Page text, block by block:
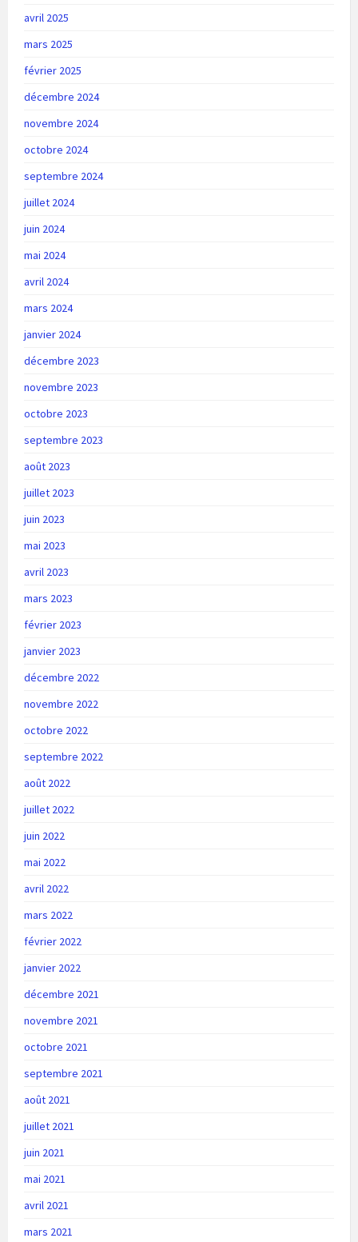
avril 2025
mars 2025
février 2025
décembre 2024
novembre 2024
octobre 2024
septembre 2024
juillet 2024
juin 2024
mai 2024
avril 2024
mars 2024
janvier 2024
décembre 2023
novembre 2023
octobre 2023
septembre 2023
août 2023
juillet 2023
juin 2023
mai 2023
avril 2023
mars 2023
février 2023
janvier 2023
décembre 2022
novembre 2022
octobre 2022
septembre 2022
août 2022
juillet 2022
juin 2022
mai 2022
avril 2022
mars 2022
février 2022
janvier 2022
décembre 2021
novembre 2021
octobre 2021
septembre 2021
août 2021
juillet 2021
juin 2021
mai 2021
avril 2021
mars 2021